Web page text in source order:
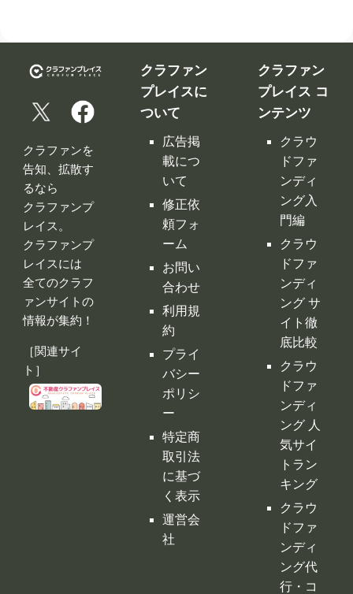
クラファンを
告知、拡散す
るなら
クラファンプ
レイス。
クラファンプ
レイスには
全てのクラフ
ァンサイトの
情報が集約！
［関連サイ
ト］
クラファン
プレイスに
ついて
広告掲
載につ
いて
修正依
頼フォ
ーム
お問い
合わせ
利用規
約
プライ
バシー
ポリシ
ー
特定商
取引法
に基づ
く表示
運営会
社
クラファン
プレイス コ
ンテンツ
クラウ
ドファ
ンディ
ング入
門編
クラウ
ドファ
ンディ
ング サ
イト徹
底比較
クラウ
ドファ
ンディ
ング 人
気サイ
トラン
キング
クラウ
ドファ
ンディ
ング代
行・コ